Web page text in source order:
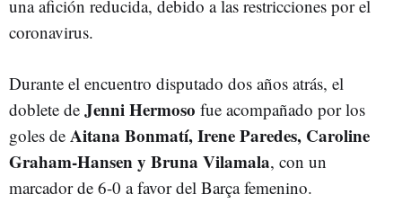
una afición reducida, debido a las restricciones por el
coronavirus.
Durante el encuentro disputado dos años atrás, el
doblete de Jenni Hermoso fue acompañado por los
goles de Aitana Bonmatí, Irene Paredes, Caroline
Graham-Hansen y Bruna Vilamala, con un
marcador de 6-0 a favor del Barça femenino.